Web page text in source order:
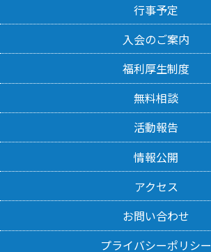
行事予定
入会のご案内
福利厚生制度
無料相談
活動報告
情報公開
アクセス
お問い合わせ
プライバシーポリシー